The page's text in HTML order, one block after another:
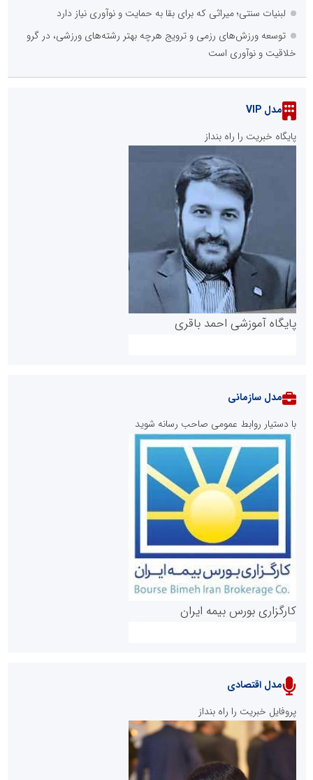
لبنیات سنتی؛ میراثی که برای بقا به حمایت و نوآوری نیاز دارد
توسعه ورزش‌های رزمی و ترویج هرچه بهتر رشته‌های ورزشی، در گرو
خلاقیت و نوآوری است
مدل VIP
پایگاه خبریت را راه بنداز
پایگاه آموزشی احمد باقری
روابط عمومی خبرگزاری گزارش خبر
پایگاه خبری نهضت ملی مسکن
مدل سازمانی
با دستیار روابط عمومی صاحب رسانه شوید
کارگزاری بورس بیمه ایران
مدل اقتصادی
پروفایل خبریت را راه بنداز